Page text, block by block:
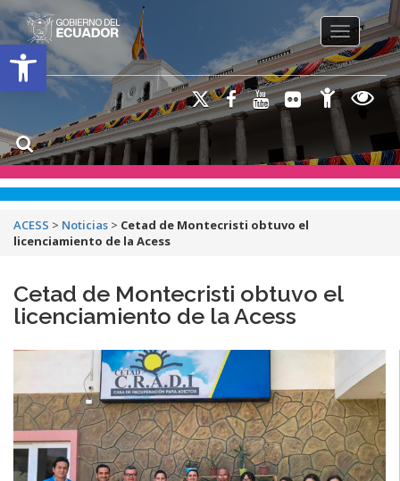
Open toolbar
Toggle
ACESS > Noticias > Cetad de Montecristi obtuvo el
licenciamiento de la Acess
Cetad de Montecristi obtuvo el
licenciamiento de la Acess